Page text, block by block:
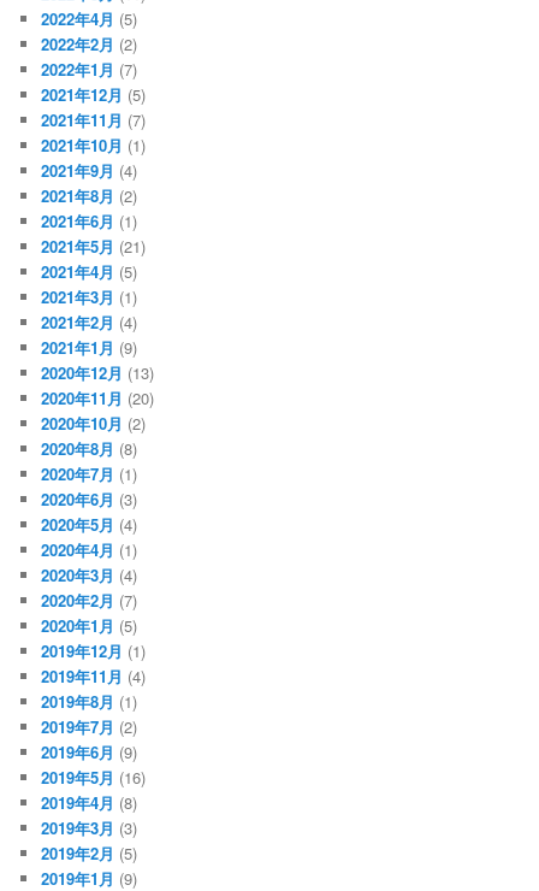
2022年4月 (5)
2022年2月 (2)
2022年1月 (7)
2021年12月 (5)
2021年11月 (7)
2021年10月 (1)
2021年9月 (4)
2021年8月 (2)
2021年6月 (1)
2021年5月 (21)
2021年4月 (5)
2021年3月 (1)
2021年2月 (4)
2021年1月 (9)
2020年12月 (13)
2020年11月 (20)
2020年10月 (2)
2020年8月 (8)
2020年7月 (1)
2020年6月 (3)
2020年5月 (4)
2020年4月 (1)
2020年3月 (4)
2020年2月 (7)
2020年1月 (5)
2019年12月 (1)
2019年11月 (4)
2019年8月 (1)
2019年7月 (2)
2019年6月 (9)
2019年5月 (16)
2019年4月 (8)
2019年3月 (3)
2019年2月 (5)
2019年1月 (9)